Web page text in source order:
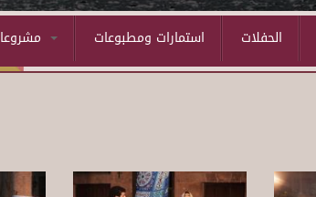
استمارات ومطبوعات الحفلات